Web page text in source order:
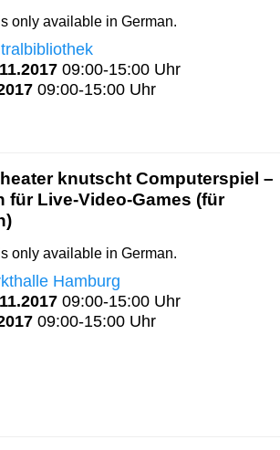
only available in German.
09:00-15:00 Uhr
09:00-15:00 Uhr
knutscht Computerspiel –
für Live-Video-Games (für
only available in German.
Hamburg
09:00-15:00 Uhr
09:00-15:00 Uhr